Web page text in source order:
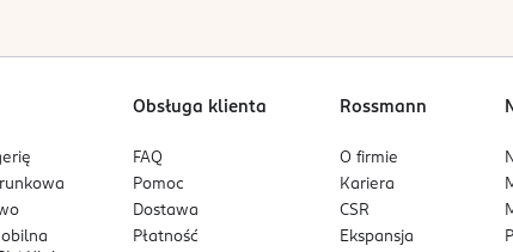
Obsługa klienta
FAQ
Pomoc
Dostawa
Płatność
Rossmann
O firmie
Kariera
CSR
Ekspansja